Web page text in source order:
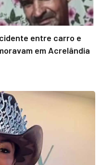
entre carro e
em Acrelândia